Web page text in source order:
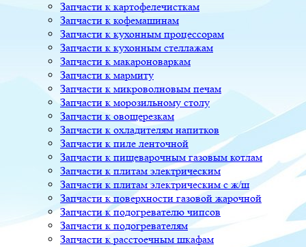
Запчасти к картофелечисткам
Запчасти к кофемашинам
Запчасти к кухонным процессорам
Запчасти к кухонным стеллажам
Запчасти к макароноваркам
Запчасти к мармиту
Запчасти к микроволновым печам
Запчасти к морозильному столу
Запчасти к овощерезкам
Запчасти к охладителям напитков
Запчасти к пиле ленточной
Запчасти к пищеварочным газовым котлам
Запчасти к плитам электрическим
Запчасти к плитам электрическим с ж/ш
Запчасти к поверхности газовой жарочной
Запчасти к подогревателю чипсов
Запчасти к подогревателям
Запчасти к расстоечным шкафам